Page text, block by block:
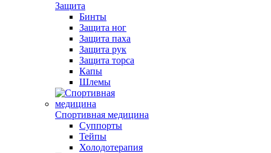
Защита
Бинты
Защита ног
Защита паха
Защита рук
Защита торса
Капы
Шлемы
Спортивная медицина
Суппорты
Тейпы
Холодотерапия